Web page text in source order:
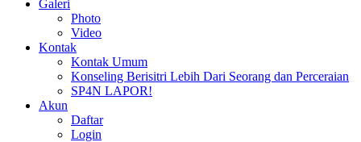
Galeri
Photo
Video
Kontak
Kontak Umum
Konseling Berisitri Lebih Dari Seorang dan Perceraian
SP4N LAPOR!
Akun
Daftar
Login